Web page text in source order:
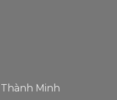
Minh